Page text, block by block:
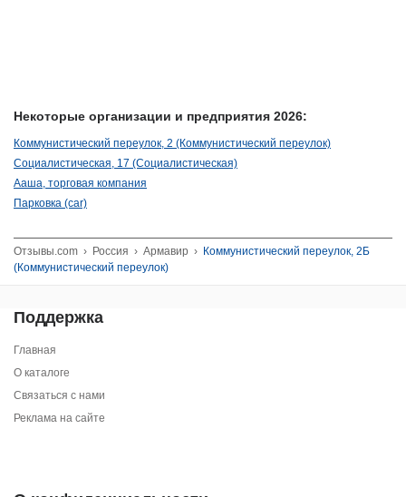
Некоторые организации и предприятия 2026:
Коммунистический переулок, 2 (Коммунистический переулок)
Социалистическая, 17 (Социалистическая)
Ааша, торговая компания
Парковка (car)
Отзывы.com › Россия › Армавир › Коммунистический переулок, 2Б
(Коммунистический переулок)
Поддержка
Главная
О каталоге
Связаться с нами
Реклама на сайте